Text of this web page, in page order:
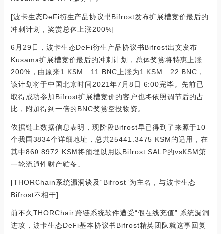
[波卡生态DeFi衍生产品协议书Bifrost发布扩展槽竞价最后的
冲刺计划，奖赏总体上涨200%]
6月29日，波卡生态DeFi衍生产品协议书Bifrost出文发布
Kusama扩展槽竞价最后的冲刺计划，总体奖赏将特惠上涨
200%，由原来1 KSM : 11 BNC上涨为1 KSM : 22 BNC，
该计划将于中国北京时间2021年7月8日 6:00完毕。先前已
取得成功参加Bifrost扩展槽竞价的客户也将依照调节后的占
比，附加得到一倍的BNC奖赏空投物资。
依据链上数据信息表明，现阶段Bifrost早已得到了来源于10
个我国3834个详细地址，总共25441.3475 KSM的适用，在
其中860.8972 KSM将预埋以用以Bifrost SALP的vsKSM第
一轮流通性财产贮备。
[THORChain系统漏洞谈及“Bifrost”为主名，与波卡生态
Bifrost不相干]
前不久THORChain跨链系统软件遭受“假在线充值” 系统漏洞
进攻，波卡生态DeFi基本协议书Bifrost精英团队就这事回复